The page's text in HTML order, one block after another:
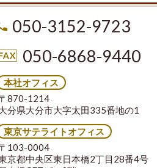
050-3152-9723
050-6868-9440
本社オフィス
870-1214
分県大分市大字太田335番地の1
東京サテライトオフィス
103-0004
京都中央区東日本橋2丁目28番4号